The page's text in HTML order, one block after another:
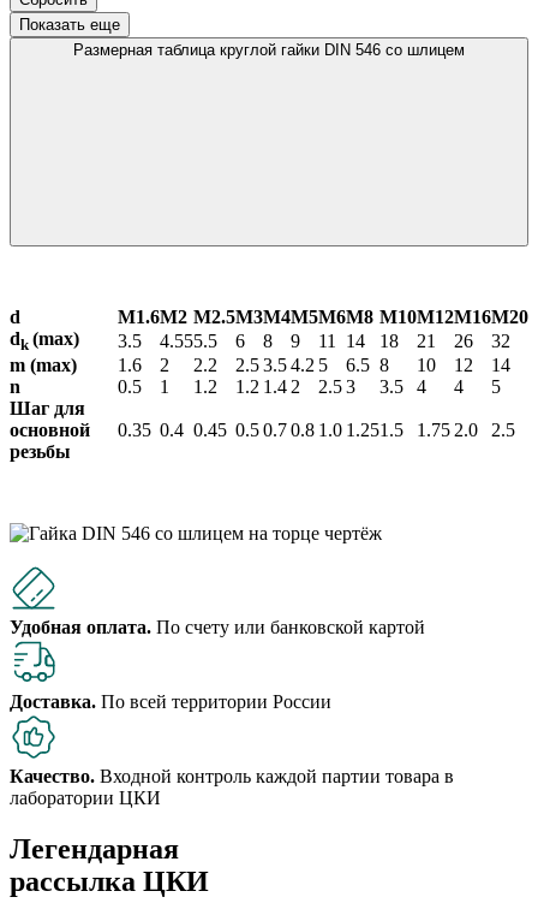
Показать еще
Размерная таблица круглой гайки DIN 546 со шлицем
d М1.6М2 М2.5М3М4М5М6М8 М10М12М16М20
dk(max) 3.5 4.555.5 6 8 9 11 14 18 21 26
32
m (max)
1.6 2 2.2 2.53.54.2 5 6.5 8 10 12
14
n
0.5 1 1.2 1.2 1.4 2 2.53 3.5 4 4
5
Шаг для
основной
резьбы
0.35 0.4 0.45 0.50.70.8 1.0 1.251.5 1.75 2.0 2.5
Удобная оплата. По счету или банковской картой
Доставка. По всей территории России
Качество. Входной контроль каждой партии товара в
лаборатории ЦКИ
Легендарная
рассылка ЦКИ